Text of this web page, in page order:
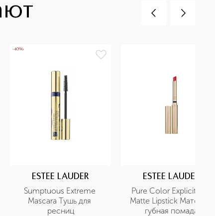
-40%
ESTEE LAUDER
Sumptuous Extreme
Mascara Тушь для
ресниц
ESTEE LAUDER
Pure Color Explicit Silk
Matte Lipstick Матовая
губная помада